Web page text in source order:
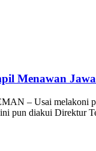
Menawan
– Usai melakoni
pun diakui Direktur